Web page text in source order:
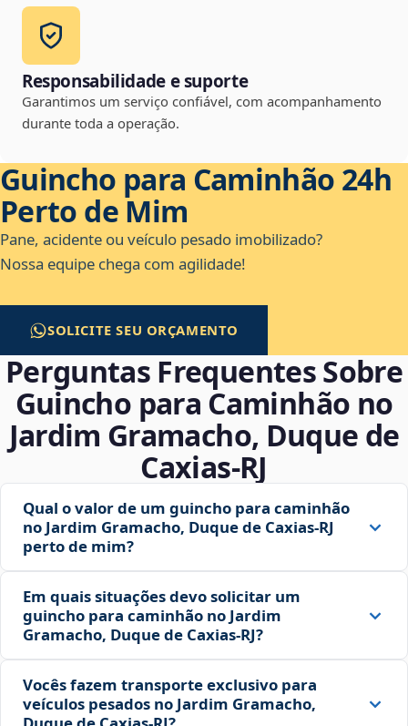
Responsabilidade e suporte
Garantimos um serviço confiável, com acompanhamento
durante toda a operação.
Guincho para Caminhão 24h
Perto de Mim
Pane, acidente ou veículo pesado imobilizado?
Nossa equipe chega com agilidade!
SOLICITE SEU ORÇAMENTO
Perguntas Frequentes Sobre
Guincho para Caminhão no
Jardim Gramacho, Duque de
Caxias‑RJ
Qual o valor de um guincho para caminhão
no Jardim Gramacho, Duque de Caxias‑RJ
perto de mim?
Em quais situações devo solicitar um
guincho para caminhão no Jardim
Gramacho, Duque de Caxias‑RJ?
Vocês fazem transporte exclusivo para
veículos pesados no Jardim Gramacho,